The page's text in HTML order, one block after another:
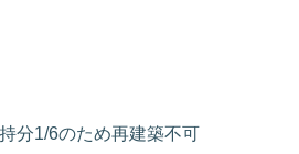
1/6のため再建築不可